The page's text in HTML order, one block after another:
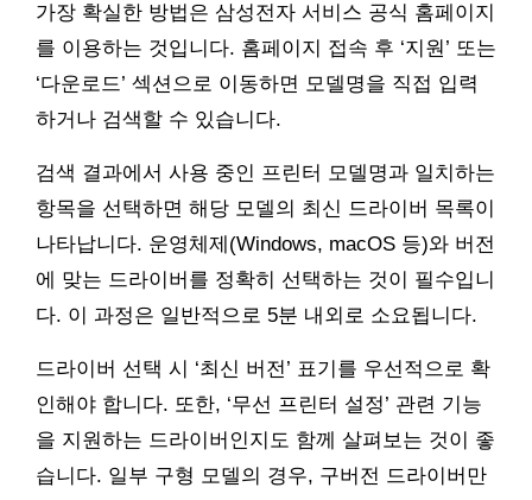
가장 확실한 방법은 삼성전자 서비스 공식 홈페이지
를 이용하는 것입니다. 홈페이지 접속 후 ‘지원’ 또는
‘다운로드’ 섹션으로 이동하면 모델명을 직접 입력
하거나 검색할 수 있습니다.
검색 결과에서 사용 중인 프린터 모델명과 일치하는
항목을 선택하면 해당 모델의 최신 드라이버 목록이
나타납니다. 운영체제(Windows, macOS 등)와 버전
에 맞는 드라이버를 정확히 선택하는 것이 필수입니
다. 이 과정은 일반적으로 5분 내외로 소요됩니다.
드라이버 선택 시 ‘최신 버전’ 표기를 우선적으로 확
인해야 합니다. 또한, ‘무선 프린터 설정’ 관련 기능
을 지원하는 드라이버인지도 함께 살펴보는 것이 좋
습니다. 일부 구형 모델의 경우, 구버전 드라이버만